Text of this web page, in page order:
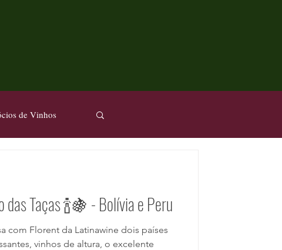
de Vinhos
e Drinks
das Taças 🍾🍇 - Bolívia e Peru
vinhos de altura, o excelente